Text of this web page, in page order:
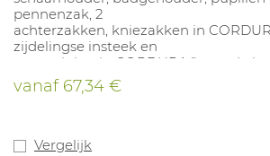
pennenzak, 2
achterzakken, kniezakken in
zijdelingse insteek en
versteviging in CORDURA® aan de
Industrieel wasbaar op 75°
C. Combineerbaar met kniestukken
PES / 50% Katoen.
vanaf67,34 €
Vergelijk